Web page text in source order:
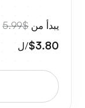
يبدأ من $5.99
$3.80/ل